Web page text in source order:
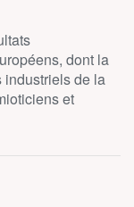
dont la
industriels de la
et